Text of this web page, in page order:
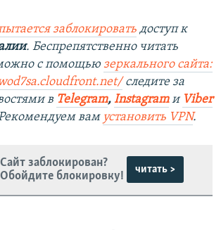
заблокировать доступ к
. Беспрепятственно читать
с помощью зеркального сайта:
следите за
в Telegram, Instagram и Viber
вам установить VPN.
Сайт заблокирован?
Обойдите блокировку!
читать >